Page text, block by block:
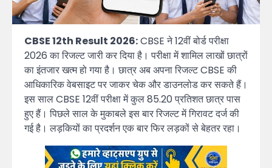
CBSE 12th Result 2026:CBSE ने 12वीं बोर्ड परीक्षा
2026 का रिजल्ट जारी कर दिया है। परीक्षा में शामिल लाखों छात्रों
का इंतजार खत्म हो गया है। छात्र अब अपना रिजल्ट CBSE की
आधिकारिक वेबसाइट पर जाकर चेक और डाउनलोड कर सकते हैं।
इस साल CBSE 12वीं परीक्षा में कुल 85.20 प्रतिशत छात्र पास
हुए हैं। पिछले साल के मुकाबले इस बार रिजल्ट में गिरावट दर्ज की
गई है। लड़कियों का प्रदर्शन एक बार फिर लड़कों से बेहतर रहा।